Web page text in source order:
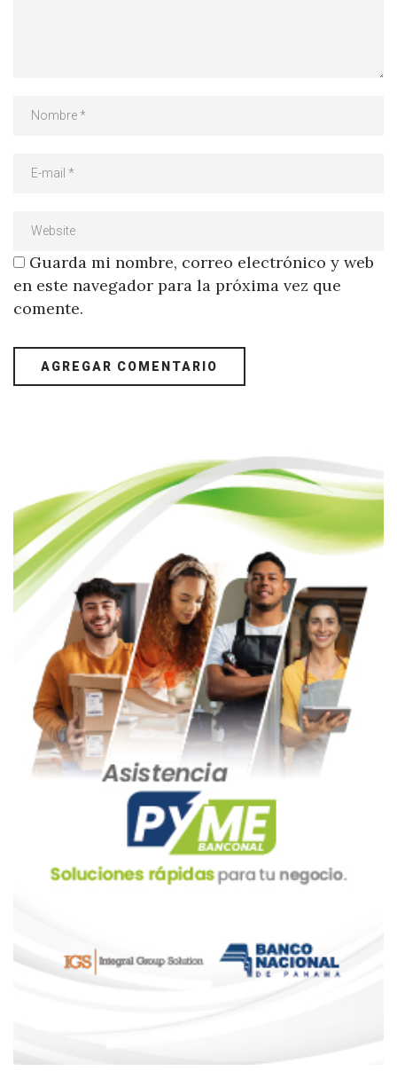
Guarda mi nombre, correo electrónico y web
en este navegador para la próxima vez que
comente.